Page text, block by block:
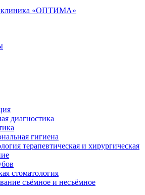
диагностика
гигиена
терапевтическая и хирургическая
стоматология
съёмное и несъёмное